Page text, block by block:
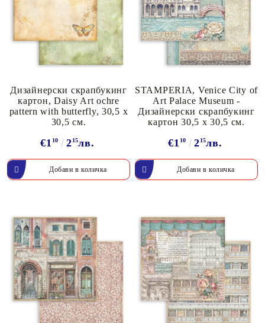
Дизайнерски скрапбукинг
картон, Daisy Art ochre
pattern with butterfly, 30,5 х
30,5 см.
€1 10 215лв.
STAMPERIA, Venice City of
Art Palace Museum -
Дизайнерски скрапбукинг
картон 30,5 х 30,5 см.
€1 10 215лв.